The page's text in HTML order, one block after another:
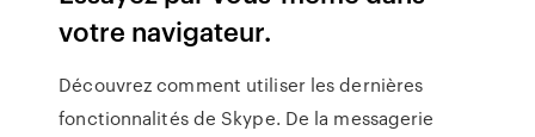
votre navigateur.
Découvrez comment utiliser les dernières
fonctionnalités de Skype. De la messagerie